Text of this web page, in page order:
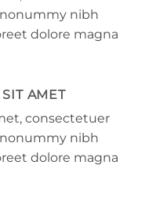
nibh
dolore magna
AMET
consectetuer
nibh
dolore magna